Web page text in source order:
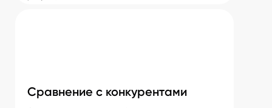
Сравнение с конкурентами